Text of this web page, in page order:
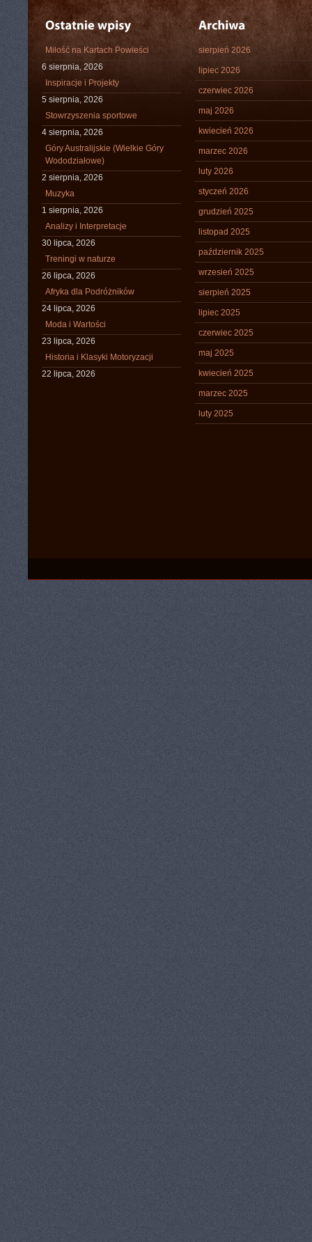
Miłość na Kartach Powieści
6 sierpnia, 2026
Inspiracje i Projekty
5 sierpnia, 2026
Stowrzyszenia sportowe
4 sierpnia, 2026
Góry Australijskie (Wielkie Góry
Wododziałowe)
2 sierpnia, 2026
Muzyka
1 sierpnia, 2026
Analizy i Interpretacje
30 lipca, 2026
Treningi w naturze
26 lipca, 2026
Afryka dla Podróżników
24 lipca, 2026
Moda i Wartości
23 lipca, 2026
Historia i Klasyki Motoryzacji
22 lipca, 2026
sierpień 2026
lipiec 2026
czerwiec 2026
maj 2026
kwiecień 2026
marzec 2026
luty 2026
styczeń 2026
grudzień 2025
listopad 2025
październik 2025
wrzesień 2025
sierpień 2025
lipiec 2025
czerwiec 2025
maj 2025
kwiecień 2025
marzec 2025
luty 2025